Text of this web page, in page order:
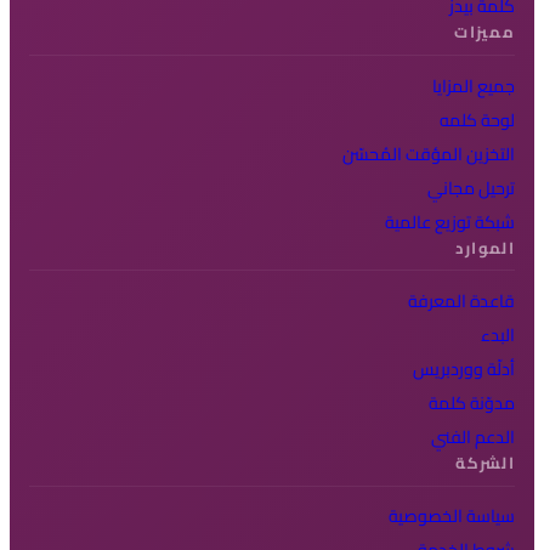
مميزات
جميع المزايا
لوحة كلمه
التخزين المؤقت المُحسّن
ترحيل مجاني
شبكة توزيع عالمية
الموارد
قاعدة المعرفة
البدء
أدلّة ووردبريس
مدوّنة كلمة
الدعم الفني
الشركة
سياسة الخصوصية